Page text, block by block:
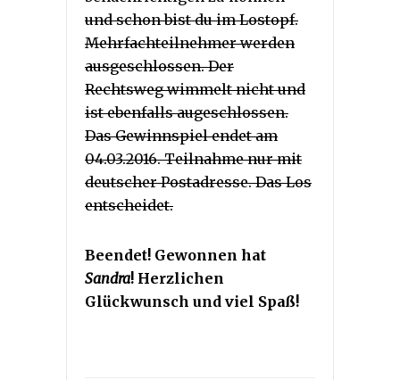
und schon bist du im Lostopf.
Mehrfachteilnehmer werden
ausgeschlossen. Der
Rechtsweg wimmelt nicht und
ist ebenfalls augeschlossen.
Das Gewinnspiel endet am
04.03.2016. Teilnahme nur mit
deutscher Postadresse. Das Los
entscheidet.
Beendet! Gewonnen hat
Sandra! Herzlichen
Glückwunsch und viel Spaß!